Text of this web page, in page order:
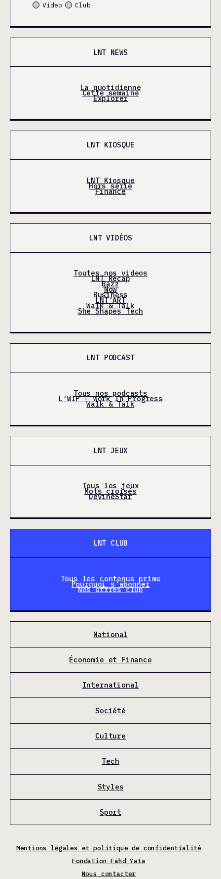
Video
Club
LNT NEWS
La quotidienne
Cette semaine
Explorer
LNT KIOSQUE
LNT Kiosque
Hors série
Finance
LNT VIDÉOS
Toutes nos videos
LNT Récap
Bazz
Now
Business
LNT'ART
Walk & Talk
She Shapes Tech
LNT PODCAST
Tous nos podcasts
L'WIP - Work In Progress
Walk & Talk
LNT JEUX
Tous les jeux
Mots croisés
DevineStar
LNT CLUB
Tous les contenus prime
Pourquoi s'abonner
Nos offres club
National
Économie et Finance
International
Société
Culture
Tech
Styles
Sport
Mentions légales et politique de confidentialité
Fondation Fahd Yata
Nous contacter